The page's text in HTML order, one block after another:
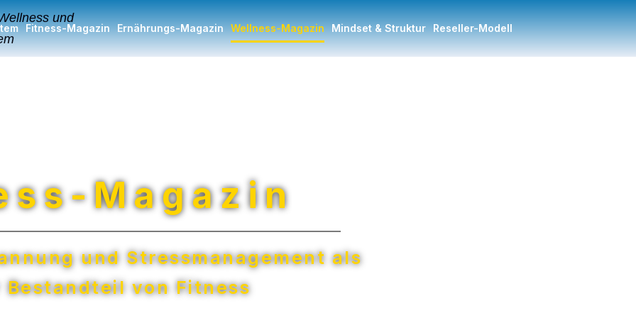
Fitness-Magazin Ernährungs-Magazin Wellness-Magazin Mindset & Struktur Reseller-Modell
Magazin
und Stressmanagement als
von Fitness